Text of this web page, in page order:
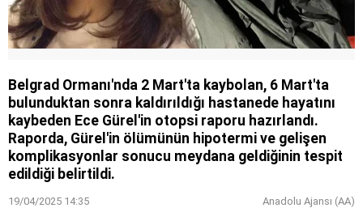
Belgrad Ormanı'nda 2 Mart'ta kaybolan, 6 Mart'ta
bulunduktan sonra kaldırıldığı hastanede hayatını
kaybeden Ece Gürel'in otopsi raporu hazırlandı.
Raporda, Gürel'in ölümünün hipotermi ve gelişen
komplikasyonlar sonucu meydana geldiğinin tespit
edildiği belirtildi.
19/04/2025 14:35 Anadolu Ajansı (AA)